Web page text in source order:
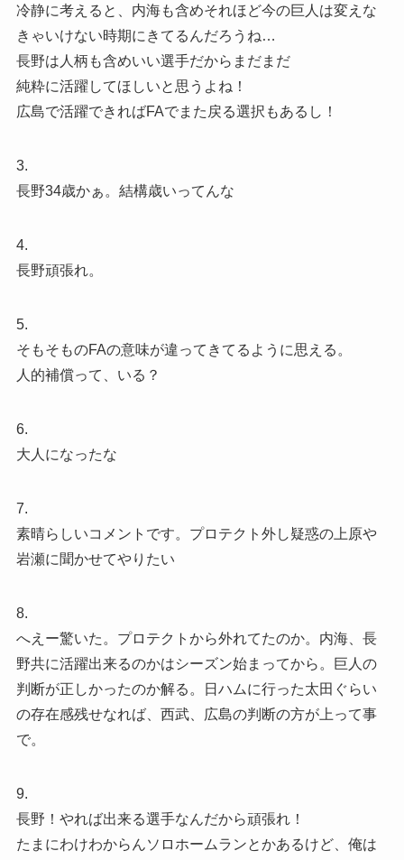
冷静に考えると、内海も含めそれほど今の巨人は変えな
きゃいけない時期にきてるんだろうね…
長野は人柄も含めいい選手だからまだまだ
純粋に活躍してほしいと思うよね！
広島で活躍できればFAでまた戻る選択もあるし！
3.
長野34歳かぁ。結構歳いってんな
4.
長野頑張れ。
5.
そもそものFAの意味が違ってきてるように思える。
人的補償って、いる？
6.
大人になったな
7.
素晴らしいコメントです。プロテクト外し疑惑の上原や
岩瀬に聞かせてやりたい
8.
へえー驚いた。プロテクトから外れてたのか。内海、長
野共に活躍出来るのかはシーズン始まってから。巨人の
判断が正しかったのか解る。日ハムに行った太田ぐらい
の存在感残せなれば、西武、広島の判断の方が上って事
で。
9.
長野！やれば出来る選手なんだから頑張れ！
たまにわけわからんソロホームランとかあるけど、俺は